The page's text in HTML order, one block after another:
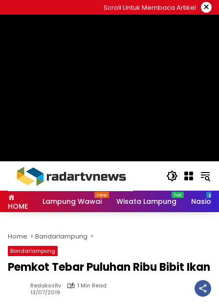
to
Scroll Untuk Membaca Artikel ×
HOME Lampung Wawai Wisata Lampung
Home Bandarlampung
Bandarlampung
Pemkot Tebar Puluhan Ribu Bibit Ikan
Redaksirltv
1 Min Read
13/07/2019